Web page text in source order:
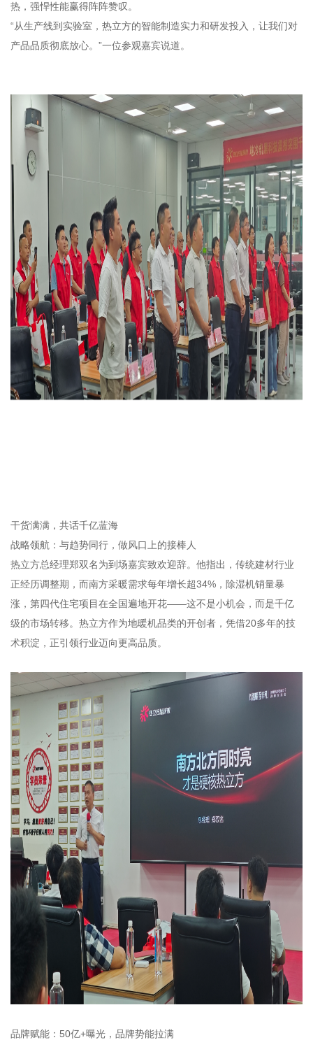
热，强悍性能赢得阵阵赞叹。
“从生产线到实验室，热立方的智能制造实力和研发投入，让我们对
产品品质彻底放心。”一位参观嘉宾说道。
干货满满，共话千亿蓝海
战略领航：与趋势同行，做风口上的接棒人
热立方总经理郑双名为到场嘉宾致欢迎辞。他指出，传统建材行业
正经历调整期，而南方采暖需求每年增长超34%，除湿机销量暴
涨，第四代住宅项目在全国遍地开花——这不是小机会，而是千亿
级的市场转移。热立方作为地暖机品类的开创者，凭借20多年的技
术积淀，正引领行业迈向更高品质。
品牌赋能：50亿+曝光，品牌势能拉满